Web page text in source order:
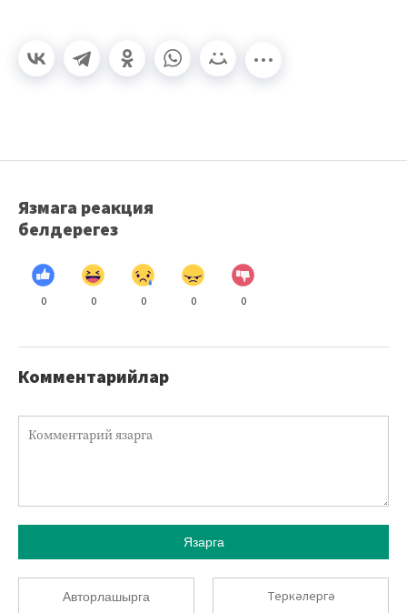
Язмага реакция
белдерегез
0 0 0 0 0
Комментарийлар
Язарга
Авторлашырга Теркәлергә